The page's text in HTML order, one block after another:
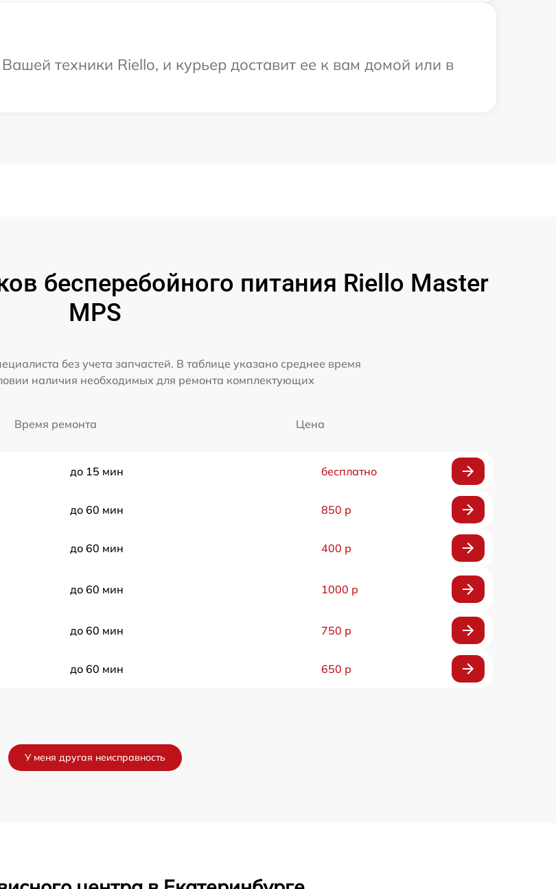
техники Riello, и курьер доставит ее к вам домой или в
бесперебойного питания Riello Master
MPS
без учета запчастей. В таблице указано среднее время
наличия необходимых для ремонта комплектующих
Время ремонта Цена
до 15 мин бесплатно
до 60 мин 850 р
до 60 мин 400 р
до 60 мин 1000 р
до 60 мин 750 р
до 60 мин 650 р
У меня другая неисправность